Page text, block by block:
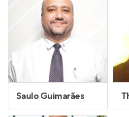
Saulo Guimarães